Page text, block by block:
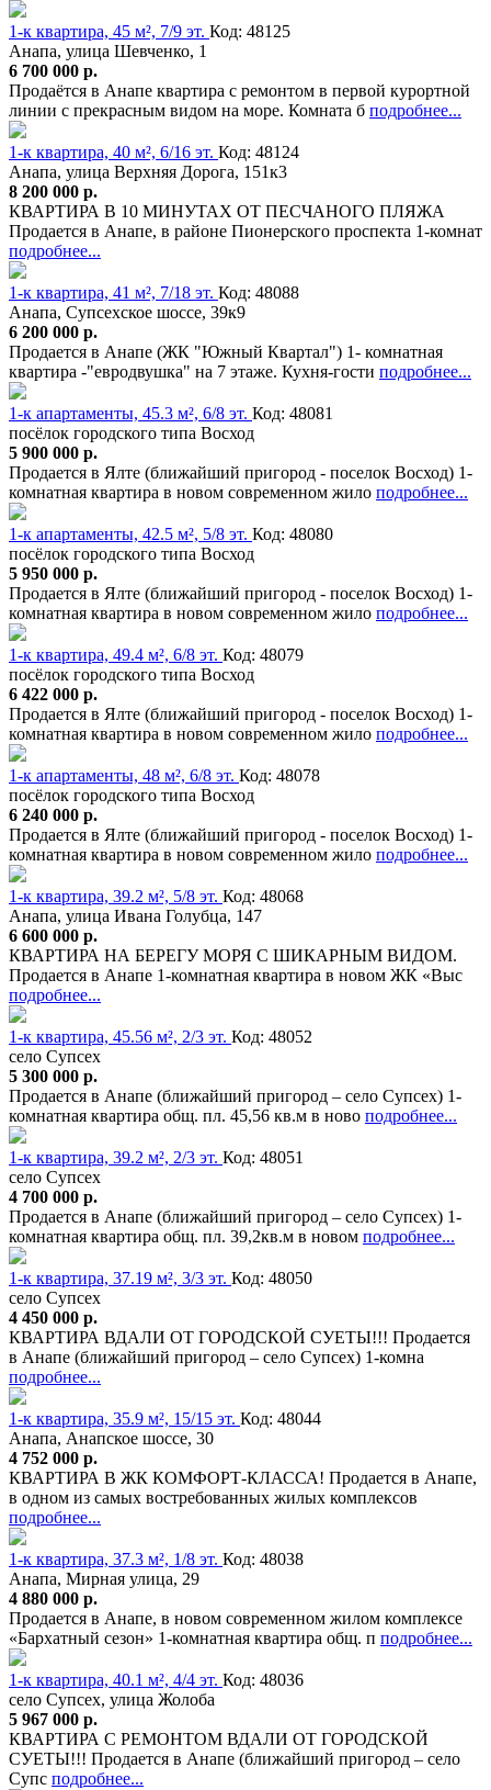
1-к квартира, 45 м², 7/9 эт. Код: 48125
Анапа, улица Шевченко, 1
6 700 000 р.
Продаётся в Анапе квартира с ремонтом в первой курортной
линии с прекрасным видом на море. Комната б подробнее...
1-к квартира, 40 м², 6/16 эт. Код: 48124
Анапа, улица Верхняя Дорога, 151к3
8 200 000 р.
КВАРТИРА В 10 МИНУТАХ ОТ ПЕСЧАНОГО ПЛЯЖА
Продается в Анапе, в районе Пионерского проспекта 1-комнат
подробнее...
1-к квартира, 41 м², 7/18 эт. Код: 48088
Анапа, Супсехское шоссе, 39к9
6 200 000 р.
Продается в Анапе (ЖК "Южный Квартал") 1- комнатная
квартира -"евродвушка" на 7 этаже. Кухня-гости подробнее...
1-к апартаменты, 45.3 м², 6/8 эт. Код: 48081
посёлок городского типа Восход
5 900 000 р.
Продается в Ялте (ближайший пригород - поселок Восход) 1-
комнатная квартира в новом современном жило подробнее...
1-к апартаменты, 42.5 м², 5/8 эт. Код: 48080
посёлок городского типа Восход
5 950 000 р.
Продается в Ялте (ближайший пригород - поселок Восход) 1-
комнатная квартира в новом современном жило подробнее...
1-к квартира, 49.4 м², 6/8 эт. Код: 48079
посёлок городского типа Восход
6 422 000 р.
Продается в Ялте (ближайший пригород - поселок Восход) 1-
комнатная квартира в новом современном жило подробнее...
1-к апартаменты, 48 м², 6/8 эт. Код: 48078
посёлок городского типа Восход
6 240 000 р.
Продается в Ялте (ближайший пригород - поселок Восход) 1-
комнатная квартира в новом современном жило подробнее...
1-к квартира, 39.2 м², 5/8 эт. Код: 48068
Анапа, улица Ивана Голубца, 147
6 600 000 р.
КВАРТИРА НА БЕРЕГУ МОРЯ С ШИКАРНЫМ ВИДОМ.
Продается в Анапе 1-комнатная квартира в новом ЖК «Выс
подробнее...
1-к квартира, 45.56 м², 2/3 эт. Код: 48052
село Супсех
5 300 000 р.
Продается в Анапе (ближайший пригород – село Супсех) 1-
комнатная квартира общ. пл. 45,56 кв.м в ново подробнее...
1-к квартира, 39.2 м², 2/3 эт. Код: 48051
село Супсех
4 700 000 р.
Продается в Анапе (ближайший пригород – село Супсех) 1-
комнатная квартира общ. пл. 39,2кв.м в новом подробнее...
1-к квартира, 37.19 м², 3/3 эт. Код: 48050
село Супсех
4 450 000 р.
КВАРТИРА ВДАЛИ ОТ ГОРОДСКОЙ СУЕТЫ!!! Продается
в Анапе (ближайший пригород – село Супсех) 1-комна
подробнее...
1-к квартира, 35.9 м², 15/15 эт. Код: 48044
Анапа, Анапское шоссе, 30
4 752 000 р.
КВАРТИРА В ЖК КОМФОРТ-КЛАССА! Продается в Анапе,
в одном из самых востребованных жилых комплексов
подробнее...
1-к квартира, 37.3 м², 1/8 эт. Код: 48038
Анапа, Мирная улица, 29
4 880 000 р.
Продается в Анапе, в новом современном жилом комплексе
«Бархатный сезон» 1-комнатная квартира общ. п подробнее...
1-к квартира, 40.1 м², 4/4 эт. Код: 48036
село Супсех, улица Жолоба
5 967 000 р.
КВАРТИРА С РЕМОНТОМ ВДАЛИ ОТ ГОРОДСКОЙ
СУЕТЫ!!! Продается в Анапе (ближайший пригород – село
Супс подробнее...